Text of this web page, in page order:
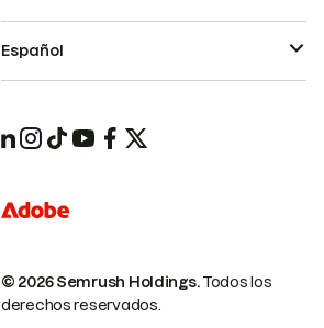
© 2026 Semrush Holdings.Todos los
derechos reservados.
Español